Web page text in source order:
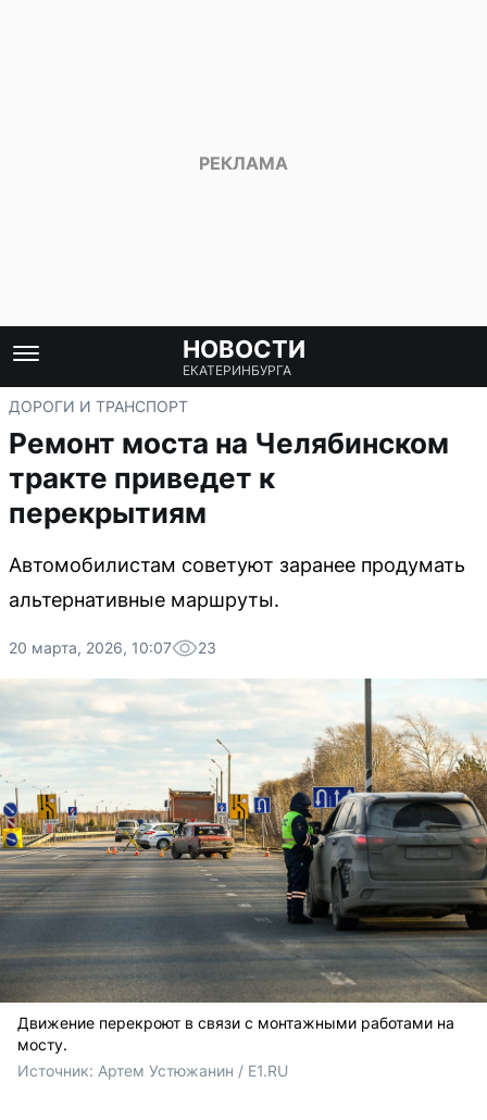
НОВОСТИ
ЕКАТЕРИНБУРГА
ДОРОГИ И ТРАНСПОРТ
Ремонт моста на Челябинском
тракте приведет к
перекрытиям
Автомобилистам советуют заранее продумать
альтернативные маршруты.
20 марта, 2026, 10:07 23
Движение перекроют в связи с монтажными работами на
мосту.
Источник: Артем Устюжанин / E1.RU